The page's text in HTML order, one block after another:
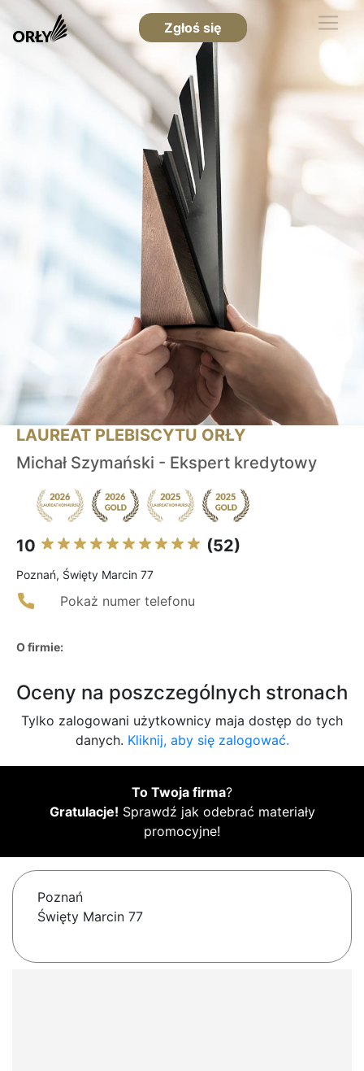
Zgłoś się
LAUREAT PLEBISCYTU ORŁY
Michał Szymański - Ekspert kredytowy
10 (52)
Poznań, Święty Marcin 77
Pokaż numer telefonu
O firmie:
Oceny na poszczególnych stronach
Tylko zalogowani użytkownicy maja dostęp do tych
danych. Kliknij, aby się zalogować.
To Twoja firma?
Gratulacje! Sprawdź jak odebrać materiały
promocyjne!
Poznań
Święty Marcin 77